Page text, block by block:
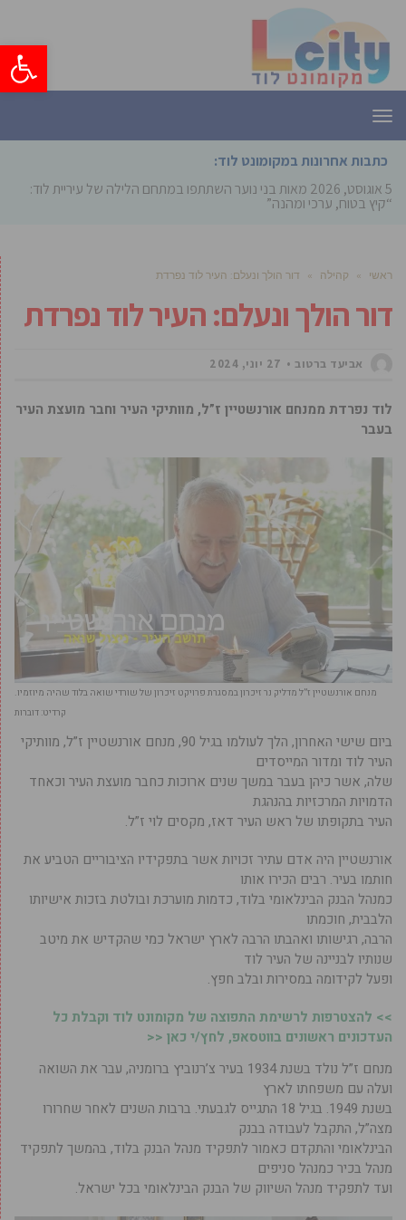
פתח
תפריט
כתבות אחרונות במקומונט לוד:
5 אוגוסט, 2026
מאות בני נוער השתתפו במתחם הלילה של עיריית לוד:
“קיץ בטוח, ערכי ומהנה”
ראשי » קהילה » דור הולך ונעלם: העיר לוד נפרדת
דור הולך ונעלם: העיר לוד נפרדת
אביעד ברטוב 27 יוני, 2024
לוד נפרדת ממנחם אורנשטיין ז”ל, מוותיקי העיר וחבר מועצת העיר
בעבר
מנחם אורנשטיין ז”ל מדליק נר זיכרון במסגרת פרויקט זיכרון של שורדי שואה בלוד שהיה מיוזמיו.
קרדיט: דוברות
ביום שישי האחרון, הלך לעולמו בגיל 90, מנחם אורנשטיין ז”ל, מוותיקי
העיר לוד ומדור המייסדים
שלה, אשר כיהן בעבר במשך שנים ארוכות כחבר מועצת העיר וכאחד
הדמויות המרכזיות בהנהגת
העיר בתקופתו של ראש העיר דאז, מקסים לוי ז”ל.
אורנשטיין היה אדם עתיר זכויות אשר בתפקידיו הציבוריים הטביע את
חותמו בעיר. רבים הכירו אותו
כמנהל הבנק הבינלאומי בלוד, כדמות מוערכת ובולטת בזכות אישיותו
הלבבית, חוכמתו
הרבה, רגישותו ואהבתו הרבה לארץ ישראל כמי שהקדיש את מיטב
שנותיו לבניינה של העיר לוד
ופעל לקידומה במסירות ובלב חפץ.
>> להצטרפות לרשימת התפוצה של מקומונט לוד וקבלת כל
העדכונים ראשונים בווטסאפ, לחץ/י כאן <<
מנחם ז”ל נולד בשנת 1934 בעיר צ’רנוביץ ברומניה, עבר את השואה
ועלה עם משפחתו לארץ
בשנת 1949. בגיל 18 התגייס לגבעתי. ברבות השנים לאחר שחרורו
מצה”ל, התקבל לעבודה בבנק
הבינלאומי והתקדם כאמור לתפקיד מנהל הבנק בלוד, בהמשך לתפקיד
מנהל בכיר כמנהל סניפים
ועד לתפקיד מנהל השיווק של הבנק הבינלאומי בכל ישראל.